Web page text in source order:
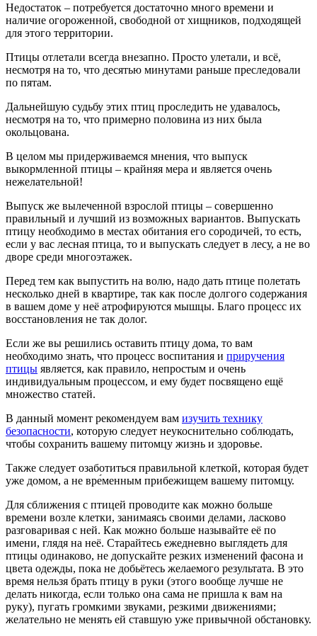
Недостаток – потребуется достаточно много времени и
наличие огороженной, свободной от хищников, подходящей
для этого территории.
Птицы отлетали всегда внезапно. Просто улетали, и всё,
несмотря на то, что десятью минутами раньше преследовали
по пятам.
Дальнейшую судьбу этих птиц проследить не удавалось,
несмотря на то, что примерно половина из них была
окольцована.
В целом мы придерживаемся мнения, что выпуск
выкормленной птицы – крайняя мера и является очень
нежелательной!
Выпуск же вылеченной взрослой птицы – совершенно
правильный и лучший из возможных вариантов. Выпускать
птицу необходимо в местах обитания его сородичей, то есть,
если у вас лесная птица, то и выпускать следует в лесу, а не во
дворе среди многоэтажек.
Перед тем как выпустить на волю, надо дать птице полетать
несколько дней в квартире, так как после долгого содержания
в вашем доме у неё атрофируются мышцы. Благо процесс их
восстановления не так долог.
Если же вы решились оставить птицу дома, то вам
необходимо знать, что процесс воспитания и приручения
птицы является, как правило, непростым и очень
индивидуальным процессом, и ему будет посвящено ещё
множество статей.
В данный момент рекомендуем вам изучить технику
безопасности, которую следует неукоснительно соблюдать,
чтобы сохранить вашему питомцу жизнь и здоровье.
Также следует озаботиться правильной клеткой, которая будет
уже домом, а не вре́менным прибежищем вашему питомцу.
Для сближения с птицей проводите как можно больше
времени возле клетки, занимаясь своими делами, ласково
разговаривая с ней. Как можно больше называйте её по
имени, глядя на неё. Старайтесь ежедневно выглядеть для
птицы одинаково, не допускайте резких изменений фасона и
цвета одежды, пока не добьётесь желаемого результата. В это
время нельзя брать птицу в руки (этого вообще лучше не
делать никогда, если только она сама не пришла к вам на
руку), пугать громкими звуками, резкими движениями;
желательно не менять ей ставшую уже привычной обстановку.